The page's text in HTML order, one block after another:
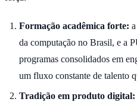
Formação acadêmica forte:
da computação no Brasil, e a
programas consolidados em
um fluxo constante de talento
Tradição em produto digital: